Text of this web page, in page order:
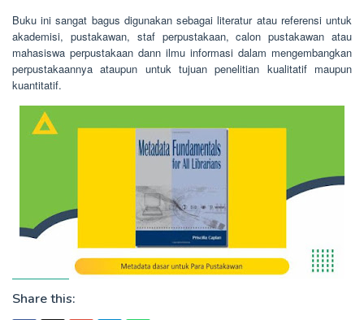
Buku ini sangat bagus digunakan sebagai literatur atau referensi untuk
akademisi, pustakawan, staf perpustakaan, calon pustakawan atau
mahasiswa perpustakaan dann ilmu informasi dalam mengembangkan
perpustakaannya ataupun untuk tujuan penelitian kualitatif maupun
kuantitatif.
Share this: